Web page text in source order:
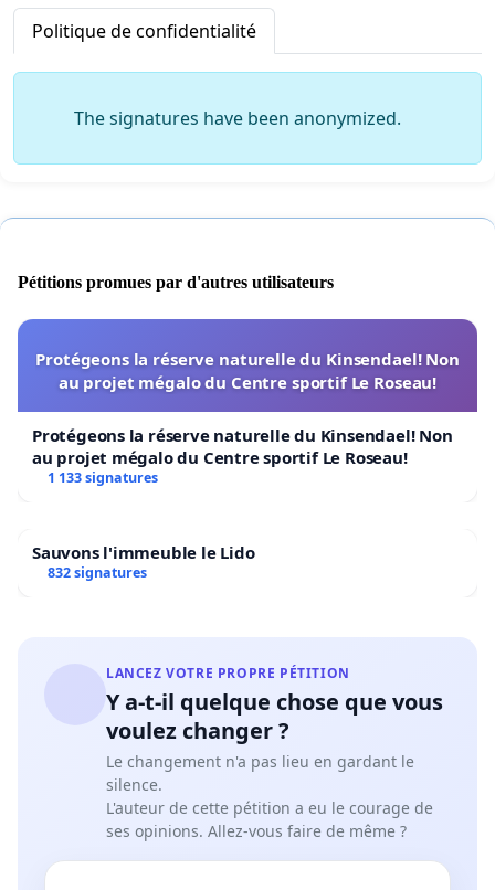
Politique de confidentialité
The signatures have been anonymized.
Pétitions promues par d'autres utilisateurs
Protégeons la réserve naturelle du Kinsendael! Non
au projet mégalo du Centre sportif Le Roseau!
Protégeons la réserve naturelle du Kinsendael! Non
au projet mégalo du Centre sportif Le Roseau!
1 133 signatures
Sauvons l'immeuble le Lido
832 signatures
LANCEZ VOTRE PROPRE PÉTITION
Y a-t-il quelque chose que vous
voulez changer ?
Le changement n'a pas lieu en gardant le
silence.
L'auteur de cette pétition a eu le courage de
ses opinions. Allez-vous faire de même ?